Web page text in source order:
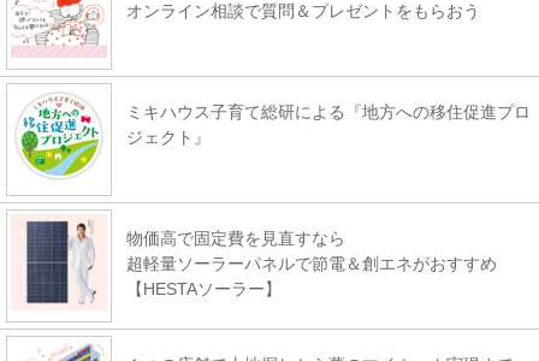
オンライン相談で質問＆プレゼントをもらおう
ミキハウス子育て総研による『地方への移住促進プロ
ジェクト』
物価高で固定費を見直すなら
超軽量ソーラーパネルで節電＆創エネがおすすめ
【HESTAソーラー】